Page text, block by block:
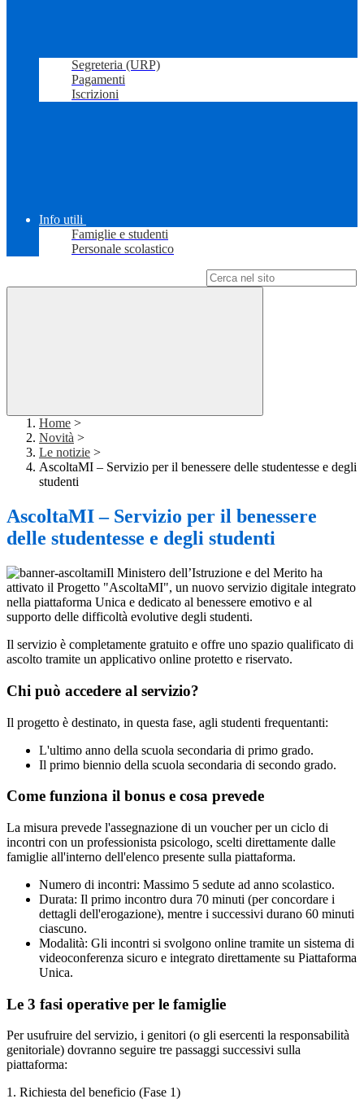
Segreteria (URP)
Pagamenti
Iscrizioni
Info utili
Famiglie e studenti
Personale scolastico
Home >
Novità >
Le notizie >
AscoltaMI – Servizio per il benessere delle studentesse e degli
studenti
AscoltaMI – Servizio per il benessere
delle studentesse e degli studenti
Il Ministero dell’Istruzione e del Merito ha
attivato il Progetto "AscoltaMI", un nuovo servizio digitale integrato
nella piattaforma Unica e dedicato al benessere emotivo e al
supporto delle difficoltà evolutive degli studenti.
Il servizio è completamente gratuito e offre uno spazio qualificato di
ascolto tramite un applicativo online protetto e riservato.
Chi può accedere al servizio?
Il progetto è destinato, in questa fase, agli studenti frequentanti:
L'ultimo anno della scuola secondaria di primo grado.
Il primo biennio della scuola secondaria di secondo grado.
Come funziona il bonus e cosa prevede
La misura prevede l'assegnazione di un voucher per un ciclo di
incontri con un professionista psicologo, scelti direttamente dalle
famiglie all'interno dell'elenco presente sulla piattaforma.
Numero di incontri: Massimo 5 sedute ad anno scolastico.
Durata: Il primo incontro dura 70 minuti (per concordare i
dettagli dell'erogazione), mentre i successivi durano 60 minuti
ciascuno.
Modalità: Gli incontri si svolgono online tramite un sistema di
videoconferenza sicuro e integrato direttamente su Piattaforma
Unica.
Le 3 fasi operative per le famiglie
Per usufruire del servizio, i genitori (o gli esercenti la responsabilità
genitoriale) dovranno seguire tre passaggi successivi sulla
piattaforma:
1. Richiesta del beneficio (Fase 1)